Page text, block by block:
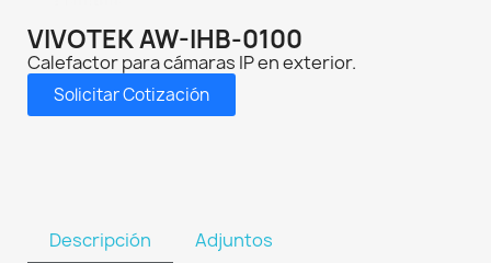
VIVOTEK AW-IHB-0100
Calefactor para cámaras IP en exterior.
Solicitar Cotización
Descripción Adjuntos